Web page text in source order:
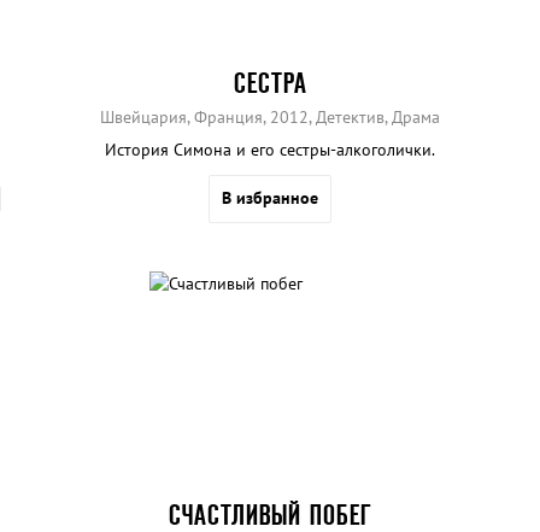
СЕСТРА
Швейцария, Франция, 2012, Детектив, Драма
История Симона и его сестры-алкоголички.
В избранное
СЧАСТЛИВЫЙ ПОБЕГ